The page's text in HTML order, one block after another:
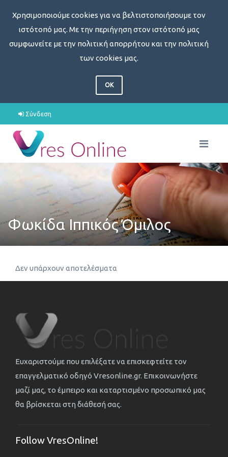
Χρησιμοποιούμε cookies για να βελτιστοποιήσουμε τον
ιστότοπό μας. Με την περιήγηση στον ιστότοπό μας
συμφωνείτε με την πολιτική απορρήτου και την πολιτική
των cookies μας.
OK
Σύνδεση
Φωκίδα Ιππικός Όμιλος
Δεν υπάρχουν αποτελέσματα
Ευχαριστούμε που επιλέξατε να επισκεφτείτε τον
επαγγελματικό οδηγό Vresonline.gr. Επικοινωνήστε
μαζί μας, το έμπειρο και καταρτισμένο προσωπικό μας
θα βρίσκεται στη διάθεσή σας.
Follow VresOnline!